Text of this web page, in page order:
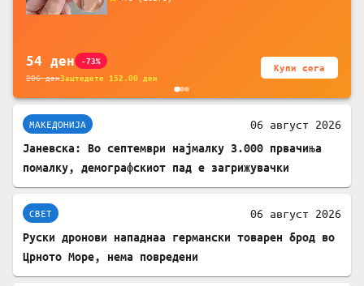
батерија, за мобилни телефони, комплет
54 ден -73%
206денЗаштедете 152.00 ден
Купи сега
МАКЕДОНИЈА 06 август 2026
Јаневска: Во септември најмалку 3.000 првачиња
помалку, демографскиот пад е загрижувачки
СВЕТ 06 август 2026
Руски дронови нападнаа германски товарен брод во
Црното Море, нема повредени